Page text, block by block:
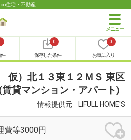
住宅・不動産
件
0
保存した条件
0
お気に入り
仮）北１３東１２ＭＳ 東区
貸マンション・アパート)
情報提供元 LIFULL HOME'S
費等3000円